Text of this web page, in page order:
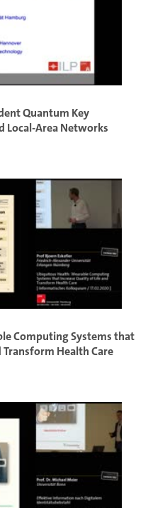
Quantum Key
Local-Area Networks
Computing Systems that
Health Care